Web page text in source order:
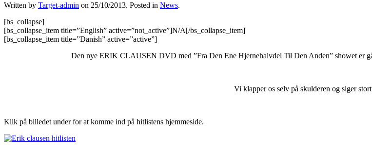
Written by Target-admin on 25/10/2013. Posted in News.
[bs_collapse]
[bs_collapse_item title=”English” active=”not_active”]N/A[/bs_collapse_item]
[bs_collapse_item title=”Danish” active=”active”]
Den nye ERIK CLAUSEN DVD med ”Fra Den Ene Hjernehalvdel Til Den Anden” showet er
Vi klapper os selv på skulderen og siger
Klik på billedet under for at komme ind på hitlistens hjemmeside.